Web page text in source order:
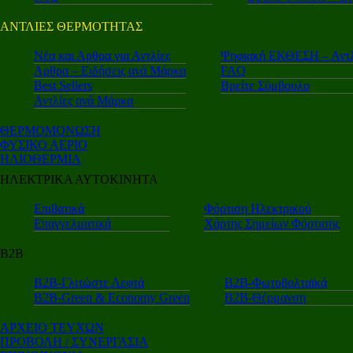
ΑΝΤΛΙΕΣ ΘΕΡΜΟΤΗΤΑΣ
Nέα και Αρθρα για Αντλίες
Αρθρα – Ειδήσεις ανά Μάρκα
Best Sellers
Αντλίες ανά Μάρκα
Ψηφιακή ΕΚΘΕΣΗ –
FAQ
Βρείτε Σύμβουλο
ΘΕΡΜΟΜΟΝΩΣΗ
ΦΥΣΙΚΟ ΑΕΡΙΟ
ΗΛΙΟΘΕΡΜΙΑ
ΗΛΕΚΤΡΙΚΑ ΑΥΤΟΚΙΝΗΤΑ
Επιβατικά
Επαγγελματικά
Φόρτιση Ηλεκτρικού
Χάρτης Σημείων Φόρτισης
Β2Β
Β2Β-Γλιτώστε Λεφτά
Β2Β-Green & Economy Green
Β2Β-Φωτοβολταϊκά
Β2Β-Θέρμανση
ΑΡΧΕΙΟ ΤΕΥΧΩΝ
ΠΡΟΒΟΛΗ / ΣΥΝΕΡΓΑΣΙΑ